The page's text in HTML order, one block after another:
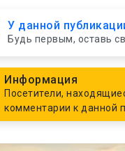
У данной
Будь первым, оставь
Информация
Посетители,
комментарии к данной